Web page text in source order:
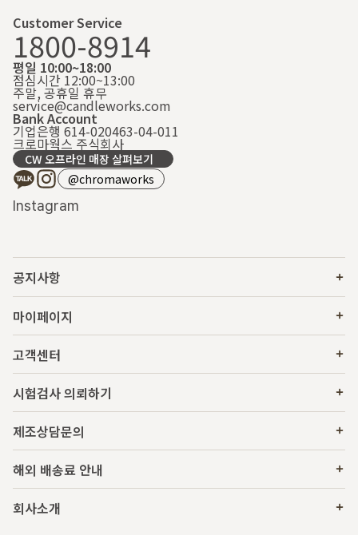
Customer Service
1800-8914
평일 10:00~18:00
점심시간 12:00~13:00
주말, 공휴일 휴무
service@candleworks.com
Bank Account
기업은행 614-020463-04-011
크로마웍스 주식회사
CW 오프라인 매장 살펴보기
@chromaworks
Instagram
공지사항
마이페이지
고객센터
시험검사 의뢰하기
제조상담문의
해외 배송료 안내
회사소개